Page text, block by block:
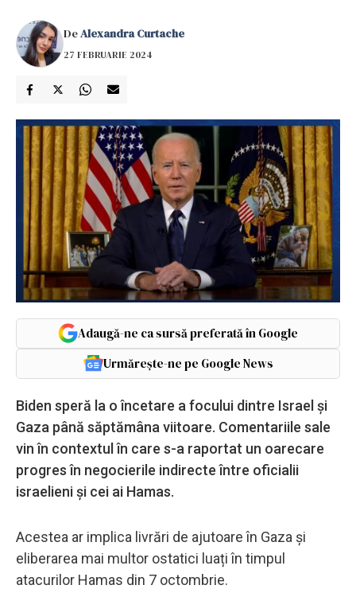
DeAlexandra Curtache
27 FEBRUARIE 2024
Adaugă-ne ca sursă preferată în Google
Urmărește-ne pe Google News
Biden speră la o încetare a focului dintre Israel și
Gaza până săptămâna viitoare. Comentariile sale
vin în contextul în care s-a raportat un oarecare
progres în negocierile indirecte între oficialii
israelieni și cei ai Hamas.
Acestea ar implica livrări de ajutoare în Gaza și
eliberarea mai multor ostatici luați în timpul
atacurilor Hamas din 7 octombrie.